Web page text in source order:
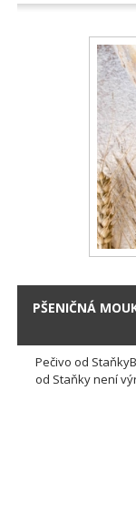
PŠENIČNÁ
Pečivo od
od Staňky není